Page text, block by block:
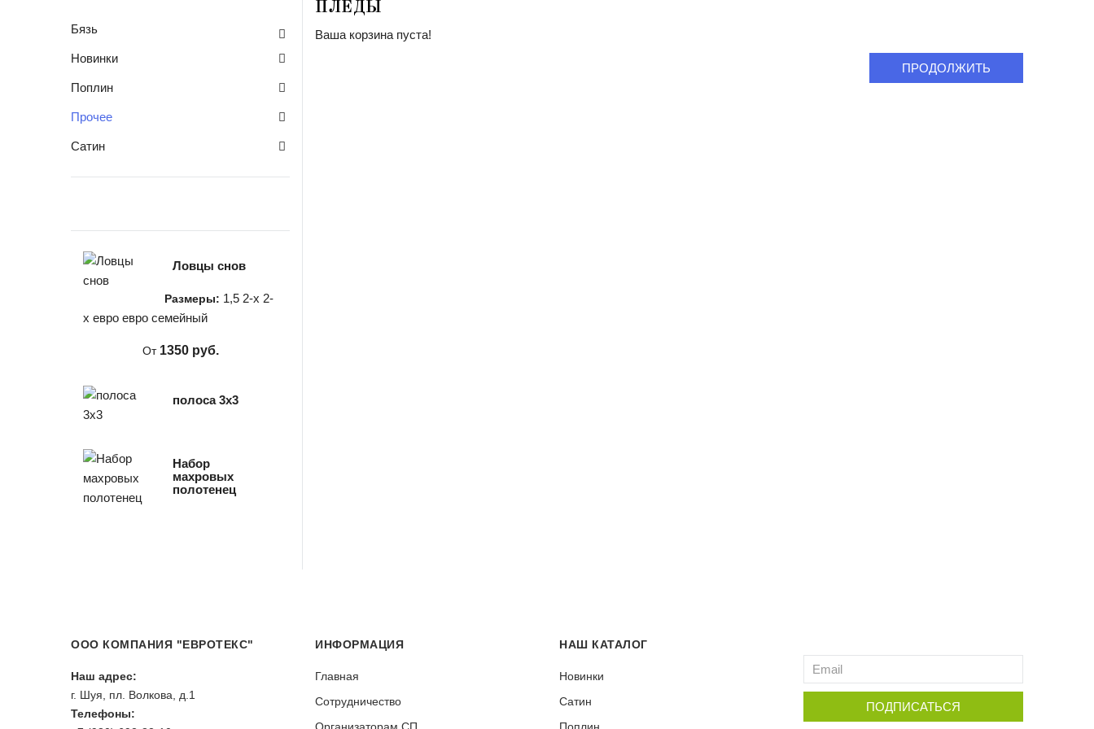
Бязь
Новинки
Поплин
Прочее
Сатин
Ловцы снов
Размеры: 1,5 2-х 2-
х евро евро семейный
От 1350 руб.
полоса 3х3
Набор
махровых
полотенец
ПЛЕДЫ
Ваша корзина пуста!
ПРОДОЛЖИТЬ
ООО КОМПАНИЯ "ЕВРОТЕКС"
Наш адрес:
г. Шуя, пл. Волкова, д.1
Телефоны:
ИНФОРМАЦИЯ
Главная
Сотрудничество
НАШ КАТАЛОГ
Новинки
Сатин
ПОДПИСАТЬСЯ